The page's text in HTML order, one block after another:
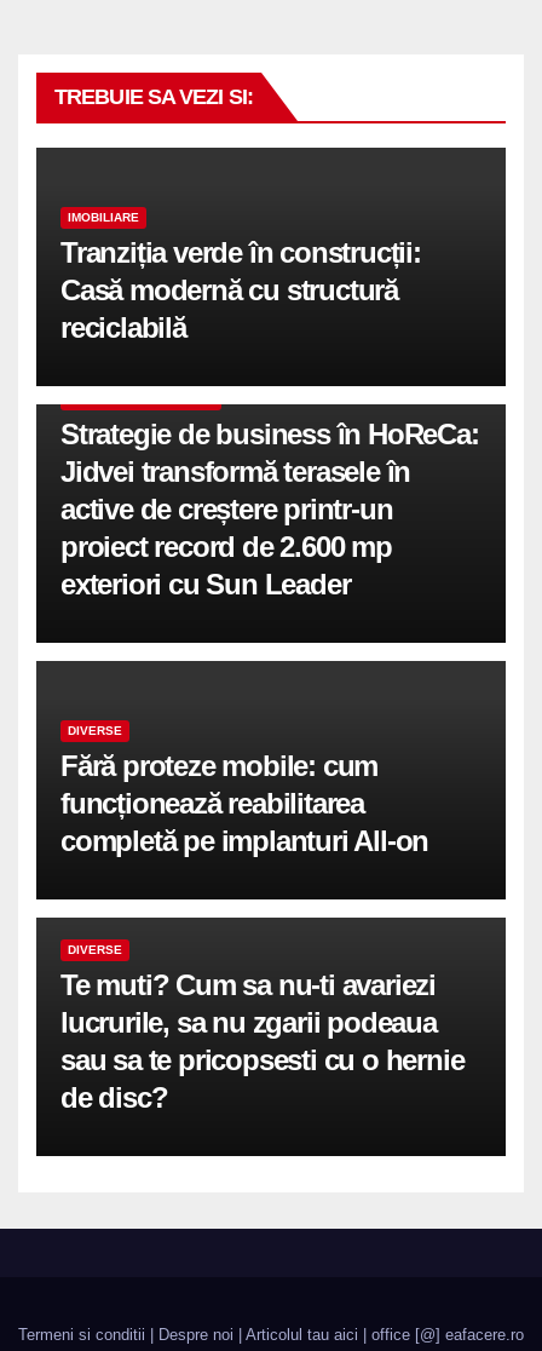
TREBUIE SA VEZI SI:
IMOBILIARE
Tranziția verde în construcții:
Casă modernă cu structură
reciclabilă
Strategie de business în HoReCa:
Jidvei transformă terasele în
active de creștere printr-un
proiect record de 2.600 mp
exteriori cu Sun Leader
DIVERSE
Fără proteze mobile: cum
funcționează reabilitarea
completă pe implanturi All-on
DIVERSE
Te muti? Cum sa nu-ti avariezi
lucrurile, sa nu zgarii podeaua
sau sa te pricopsesti cu o hernie
de disc?
Termeni si conditii Despre noi Articolul tau aici | office [@] eafacere.ro